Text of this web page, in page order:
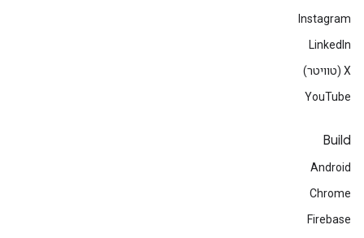
Instagram
LinkedIn
‫X (טוויטר)
YouTube
Build
Android
Chrome
Firebase